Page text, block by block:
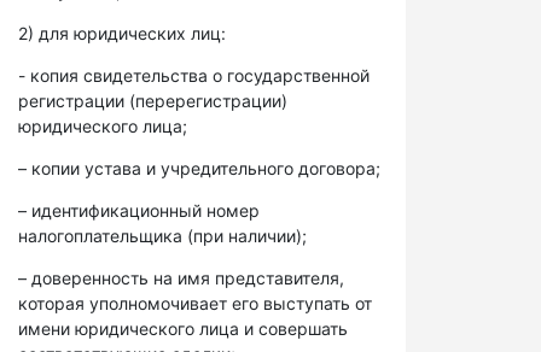
2) для юридических лиц:
- копия свидетельства о государственной
регистрации (перерегистрации)
юридического лица;
– копии устава и учредительного договора;
– идентификационный номер
налогоплательщика (при наличии);
– доверенность на имя представителя,
которая уполномочивает его выступать от
имени юридического лица и совершать